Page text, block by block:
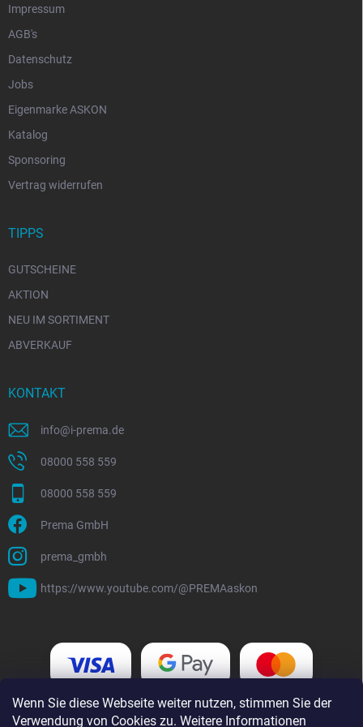
Wenn Sie diese Webseite weiter nutzen, stimmen Sie der
Verwendung von Cookies zu. Weitere Informationen
Impressum
AGB's
Datenschutz
Jobs
Eigenmarke ASKON
Katalog
Sponsoring
Vertrag widerrufen
TIPPS
GUTSCHEINE
AKTION
NEU IM SORTIMENT
ABVERKAUF
KONTAKT
info@i-prema.de
08000 558 559
08000 558 559
Prema GmbH
prema_gmbh
https://www.youtube.com/@PREMAaskon